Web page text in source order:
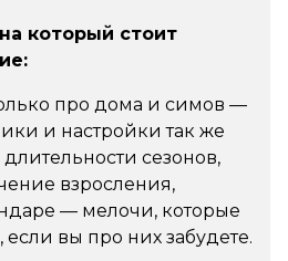
который стоит
про дома и симов —
и настройки так же
сезонов,
взросления,
— мелочи, которые
если вы про них забудете.